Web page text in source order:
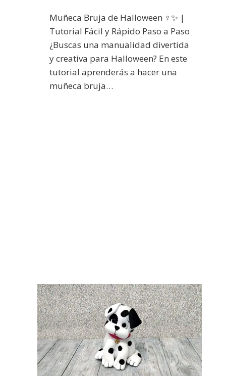
Muñeca Bruja de Halloween ‍♀️✨ |
Tutorial Fácil y Rápido Paso a Paso
¿Buscas una manualidad divertida
y creativa para Halloween? En este
tutorial aprenderás a hacer una
muñeca bruja…